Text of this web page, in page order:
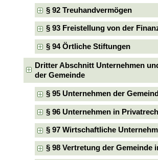
§ 92 Treuhandvermögen
§ 93 Freistellung von der
§ 94 Örtliche Stiftungen
Dritter Abschnitt Unternehmen
der Gemeinde
§ 95 Unternehmen der
§ 96 Unternehmen in
§ 97 Wirtschaftliche
§ 98 Vertretung der Gemeinde